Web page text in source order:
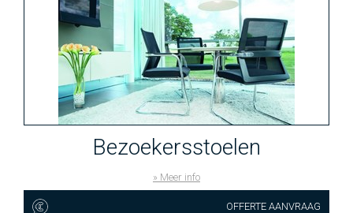
Bezoekersstoelen
» Meer info
OFFERTE AANVRAAG